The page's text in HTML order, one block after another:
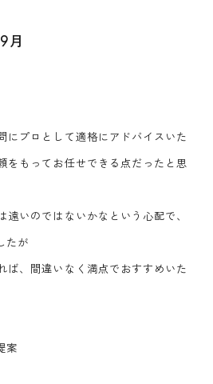
月
にプロとして適格にアドバイスいた
をもってお任せできる点だったと思
遠いのではないかなという心配で、
たが
ば、間違いなく満点でおすすめいた
案